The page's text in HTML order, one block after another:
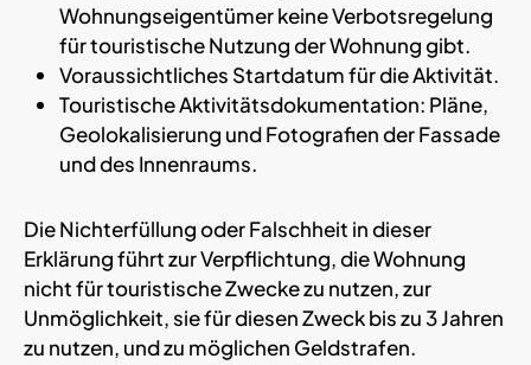
Wohnungseigentümer keine Verbotsregelung
für touristische Nutzung der Wohnung gibt.
Voraussichtliches Startdatum für die Aktivität.
Touristische Aktivitätsdokumentation: Pläne,
Geolokalisierung und Fotografien der Fassade
und des Innenraums.
Die Nichterfüllung oder Falschheit in dieser
Erklärung führt zur Verpflichtung, die Wohnung
nicht für touristische Zwecke zu nutzen, zur
Unmöglichkeit, sie für diesen Zweck bis zu 3 Jahren
zu nutzen, und zu möglichen Geldstrafen.